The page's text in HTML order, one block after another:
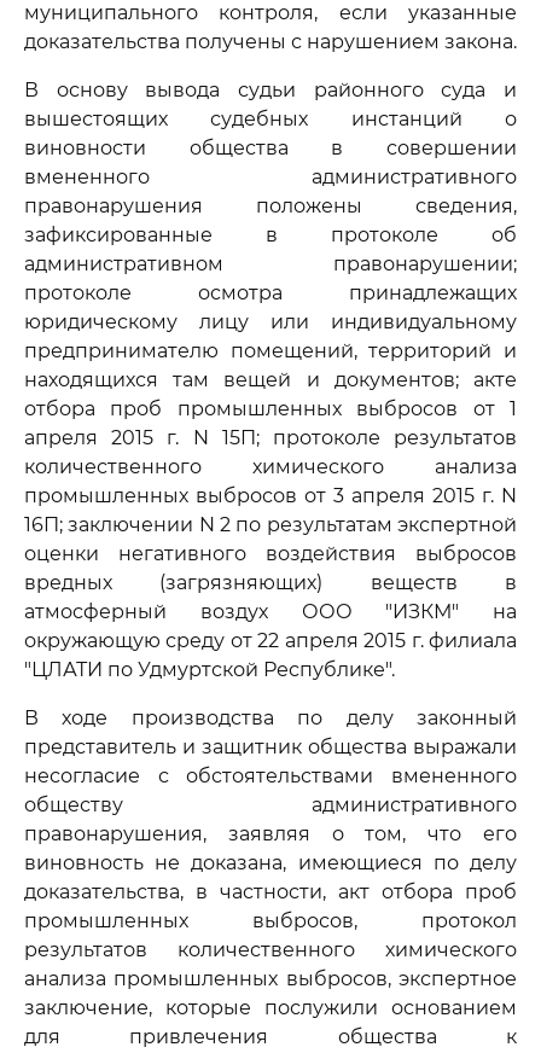
муниципального контроля, если указанные
доказательства получены с нарушением закона.
В основу вывода судьи районного суда и
вышестоящих судебных инстанций о
виновности общества в совершении
вмененного административного
правонарушения положены сведения,
зафиксированные в протоколе об
административном правонарушении;
протоколе осмотра принадлежащих
юридическому лицу или индивидуальному
предпринимателю помещений, территорий и
находящихся там вещей и документов; акте
отбора проб промышленных выбросов от 1
апреля 2015 г. N 15П; протоколе результатов
количественного химического анализа
промышленных выбросов от 3 апреля 2015 г. N
16П; заключении N 2 по результатам экспертной
оценки негативного воздействия выбросов
вредных (загрязняющих) веществ в
атмосферный воздух ООО "ИЗКМ" на
окружающую среду от 22 апреля 2015 г. филиала
"ЦЛАТИ по Удмуртской Республике".
В ходе производства по делу законный
представитель и защитник общества выражали
несогласие с обстоятельствами вмененного
обществу административного
правонарушения, заявляя о том, что его
виновность не доказана, имеющиеся по делу
доказательства, в частности, акт отбора проб
промышленных выбросов, протокол
результатов количественного химического
анализа промышленных выбросов, экспертное
заключение, которые послужили основанием
для привлечения общества к